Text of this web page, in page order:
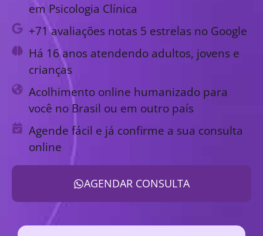
em Psicologia Clínica
+71 avaliações notas 5 estrelas no Google
Há 16 anos atendendo adultos, jovens e
crianças
Acolhimento online humanizado para
você no Brasil ou em outro país
Agende fácil e já confirme a sua consulta
online
AGENDAR CONSULTA